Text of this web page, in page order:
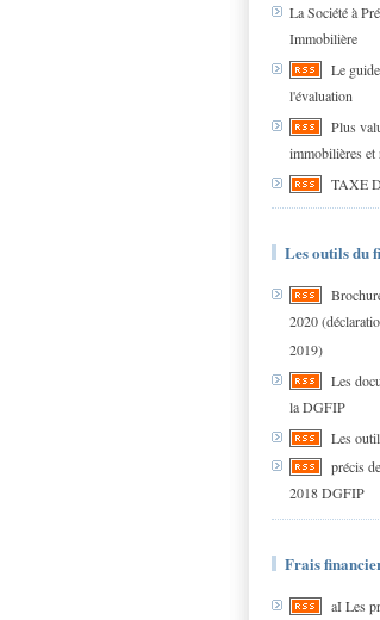
La Société à
Immobilière
Le
l'évaluation
Plus
immobilières et
TAXE
Les outils du
2020
2019)
Les
la DGFIP
Les
précis
2018 DGFIP
Frais
aI Les